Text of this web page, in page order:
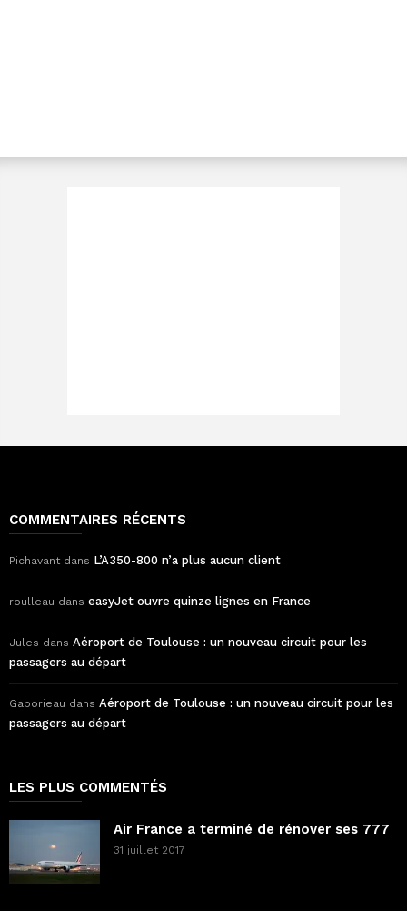
COMMENTAIRES RÉCENTS
Pichavant dans L’A350-800 n’a plus aucun client
roulleau dans easyJet ouvre quinze lignes en France
Jules dans Aéroport de Toulouse : un nouveau circuit pour les
passagers au départ
Gaborieau dans Aéroport de Toulouse : un nouveau circuit pour les
passagers au départ
LES PLUS COMMENTÉS
Air France a terminé de rénover ses 777
31 juillet 2017